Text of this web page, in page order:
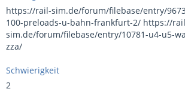
https://rail-sim.de/forum/filebase/entry/
100-preloads-u-bahn-frankfurt-2/ https://
sim.de/forum/filebase/entry/10781-u4-u5-
zza/
Schwierigkeit
2